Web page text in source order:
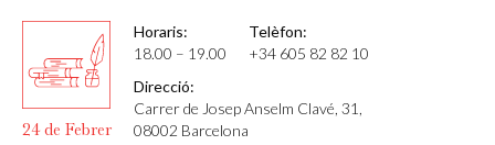
24 de Febrer
Horaris:
18.00 – 19.00
Telèfon:
+34 605 82 82 10
Direcció:
Carrer de Josep Anselm Clavé, 31,
08002 Barcelona